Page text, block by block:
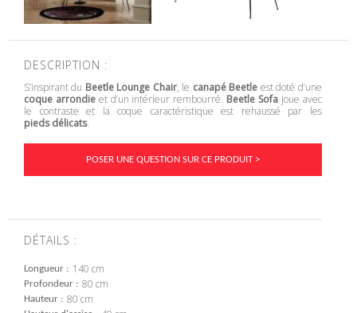
DESCRIPTION :
S’inspirant du Beetle Lounge Chair, le canapé Beetle est doté d’une
coque arrondieet d’un intérieur rembourré. Beetle Sofa joue avec
le contraste et la coque caractéristique est rehaussé par les
pieds délicats.
POSER UNE QUESTION SUR CE PRODUIT >
DÉTAILS :
Longueur 140 cm
Profondeur 80 cm
Hauteur 80 cm